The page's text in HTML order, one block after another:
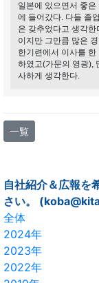
일본에 있으면서 좋
에 들어갔다. 다들 졸
은 갖추었다고 생각한
이지만 그만큼 많은
한기련에서 이사를
하였고(가문의 영광),
사하게 생각한다.
一覧
自社紹介＆広報を
さい。
全体
2024年
2023年
2022年